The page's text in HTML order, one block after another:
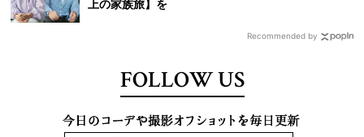
上の家族旅】を
Recommended by
FOLLOW US